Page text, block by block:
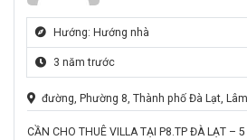
Hướng: Hướng nhà
3 năm trước
đường, Phường 8, Thành phố Đà Lạt,
CẦN CHO THUÊ VILLA TẠI P8.TP ĐÀ LẠT –